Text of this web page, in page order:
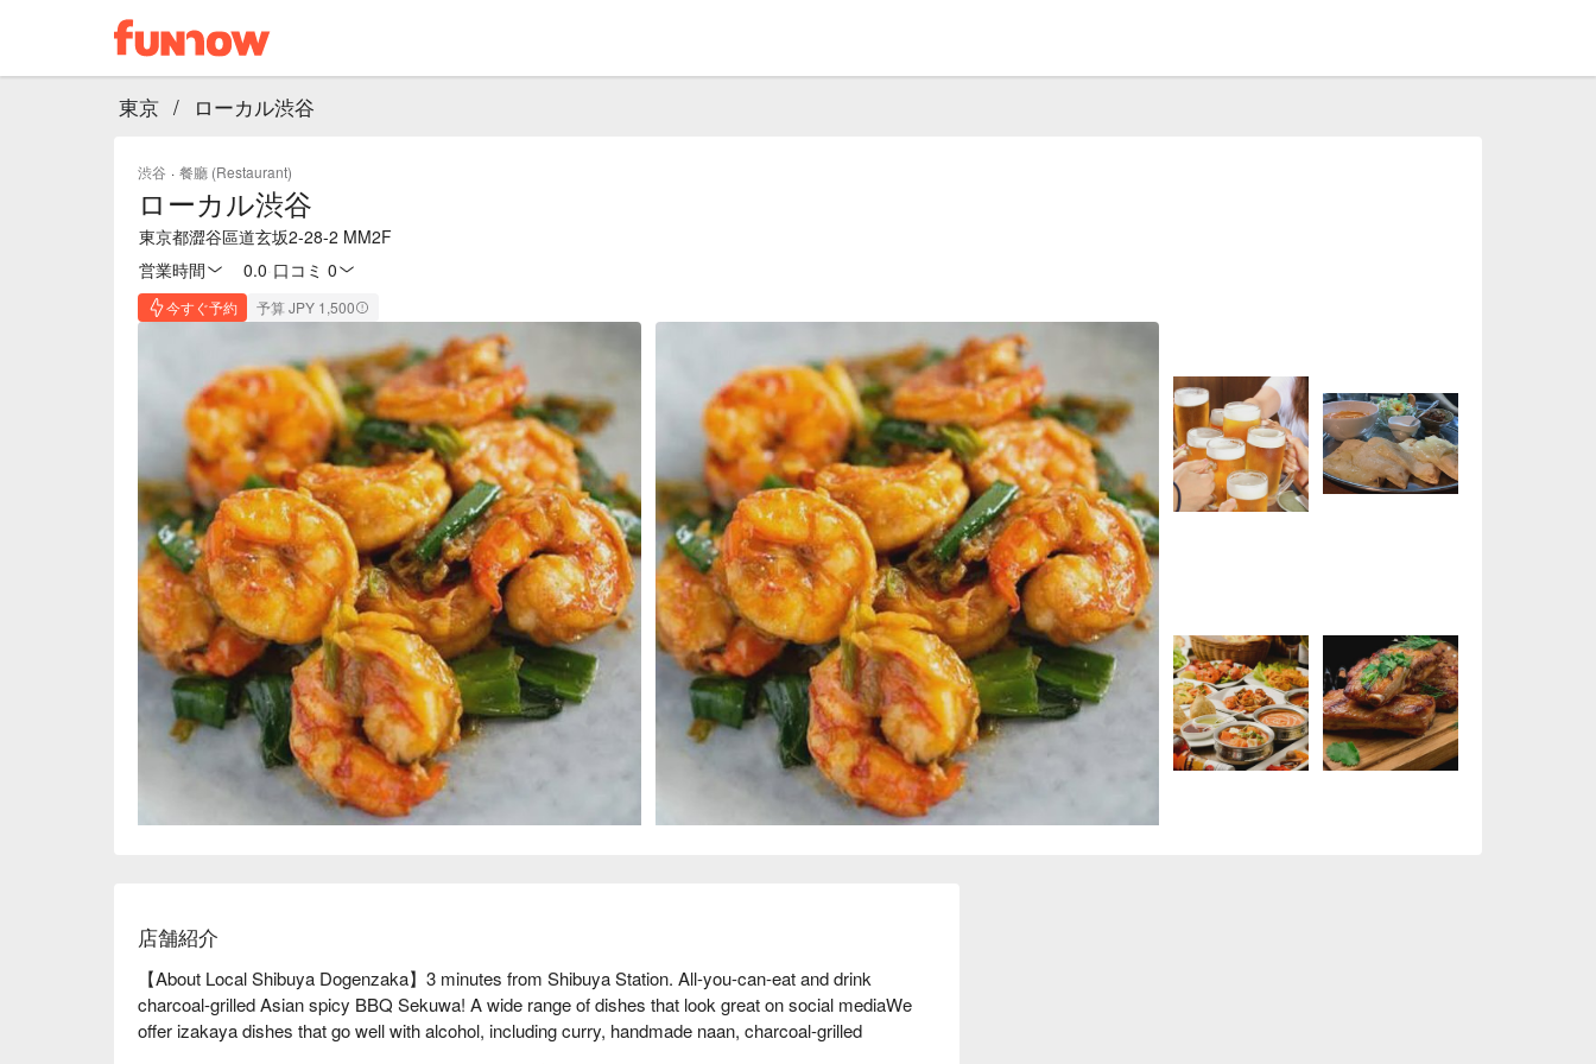
東京 / ローカル渋谷
渋谷 · 餐廳 (Restaurant)
ローカル渋谷
東京都澀谷區道玄坂2-28-2 MM2F
営業時間
0.0 口コミ 0
今すぐ予約 予算 JPY 1,500
店舗紹介
【About Local Shibuya Dogenzaka】3 minutes from Shibuya Station. All-you-can-eat and drink
charcoal-grilled Asian spicy BBQ Sekuwa! A wide range of dishes that look great on social mediaWe
offer izakaya dishes that go well with alcohol, including curry, handmade naan, charcoal-grilled